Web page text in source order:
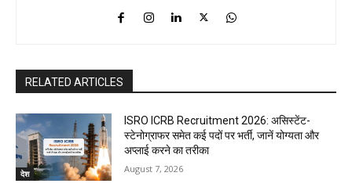
RELATED ARTICLES
देश
ISRO ICRB Recruitment 2026: असिस्टेंट-
स्टेनोग्राफर समेत कई पदों पर भर्ती, जानें योग्यता और
अप्लाई करने का तरीका
August 7, 2026